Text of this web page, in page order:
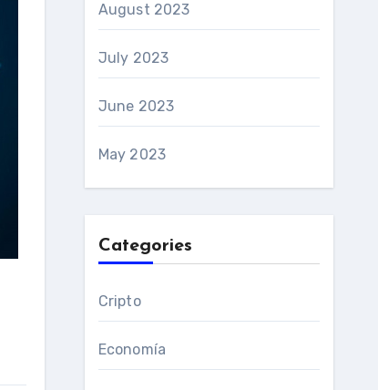
August 2023
July 2023
June 2023
May 2023
Categories
Cripto
Economía